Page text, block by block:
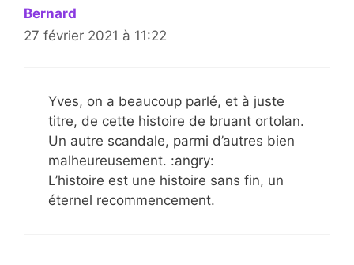
Bernard
27 février 2021 à 11:22
Yves, on a beaucoup parlé, et à juste
titre, de cette histoire de bruant ortolan.
Un autre scandale, parmi d’autres bien
malheureusement. :angry:
L’histoire est une histoire sans fin, un
éternel recommencement.